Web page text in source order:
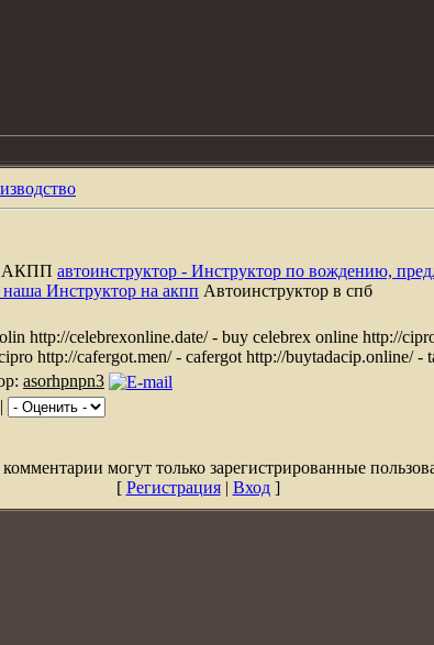
АКПП автоинструктор - Инструктор по вождению,
Инструктор на акпп Автоинструктор в спб
http://celebrexonline.date/ - buy celebrex online http://
http://cafergot.men/ - cafergot http://buytadacip.online/ -
asorhpnpn3
|
могут только зарегистрированные
[ Регистрация| Вход]